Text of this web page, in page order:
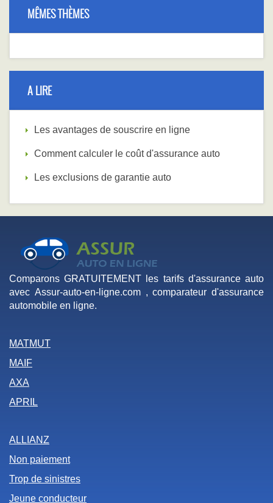
MÊMES THÈMES
A LIRE
Les avantages de souscrire en ligne
Comment calculer le coût d'assurance auto
Les exclusions de garantie auto
Comparons GRATUITEMENT les tarifs d'assurance auto
avec Assur-auto-en-ligne.com , comparateur d'assurance
automobile en ligne.
MATMUT
MAIF
AXA
APRIL
ALLIANZ
Non paiement
Trop de sinistres
Jeune conducteur